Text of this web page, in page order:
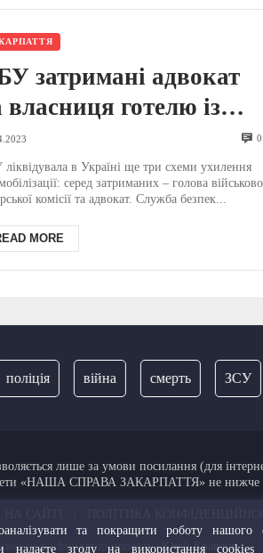
затримані адвокат
власниця готелю із
а також
військово-
комісії:
втечі ухилянтів
кордон (ФОТО)
0
в Україні ще три схеми ухилення
серед затриманих – голова
комісії та адвокат. Служба безпек...
MORE
війна смерть ЗСУ
лише за умови посилання (для
«НАША СПРАВА ЗАКАРПАТТЯ» не нижче
і фундатор проєкту:Юрій Кравчук
та покращити роботу нашого
надаєте згоду на використання